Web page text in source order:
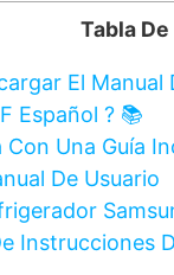
Tabla
El
Español ? 📚
Con Una Guía
De Usuario
Instrucciones